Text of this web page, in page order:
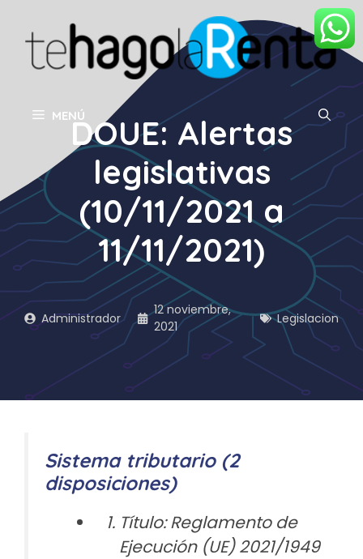
contenido
MENÚDOUE: Alertas
legislativas
(10/11/2021 a
11/11/2021)
Administrador
12 noviembre,
2021
Legislacion
Sistema tributario (2
disposiciones)
Título: Reglamento de
Ejecución (UE) 2021/1949